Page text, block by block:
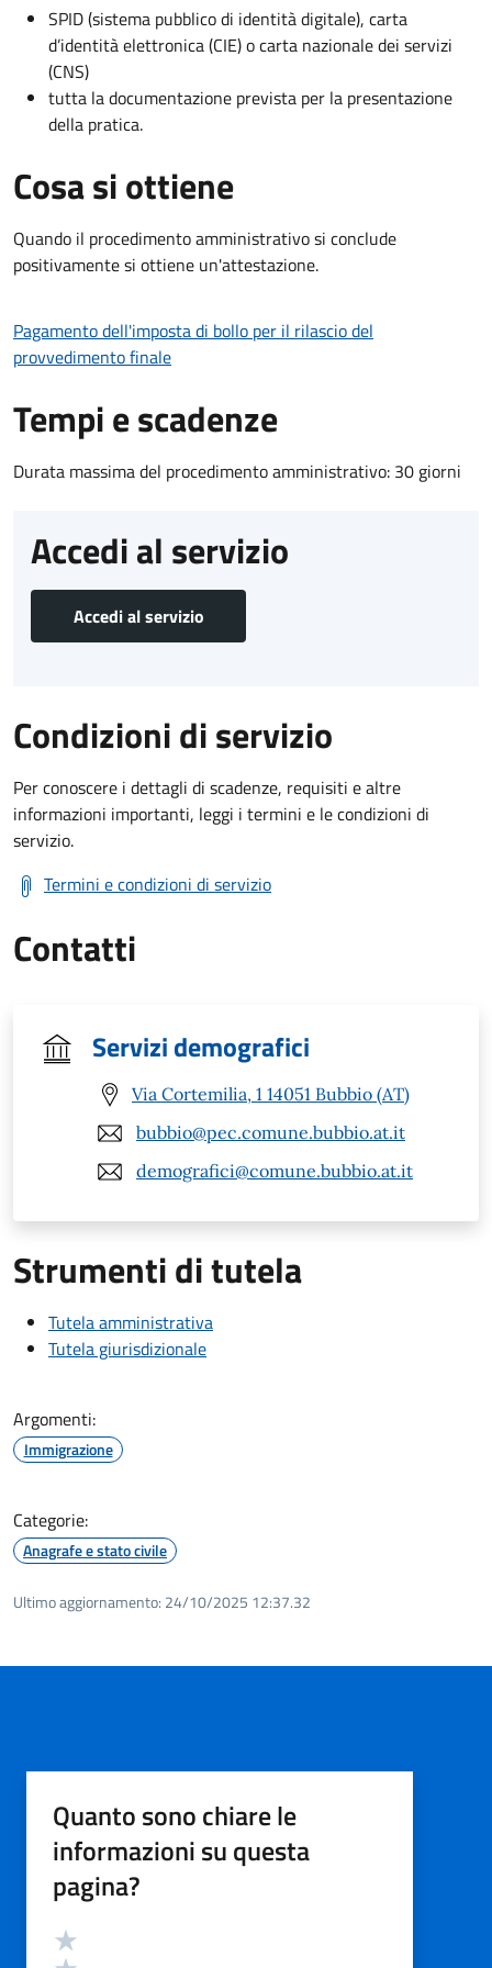
SPID (sistema pubblico di identità digitale), carta
d’identità elettronica (CIE) o carta nazionale dei servizi
(CNS)
tutta la documentazione prevista per la presentazione
della pratica.
Cosa si ottiene
Quando il procedimento amministrativo si conclude
positivamente si ottiene un'attestazione.
Pagamento dell'imposta di bollo per il rilascio del
provvedimento finale
Tempi e scadenze
Durata massima del procedimento amministrativo: 30 giorni
Accedi al servizio
Accedi al servizio
Condizioni di servizio
Per conoscere i dettagli di scadenze, requisiti e altre
informazioni importanti, leggi i termini e le condizioni di
servizio.
Termini e condizioni di servizio
Contatti
Servizi demografici
Via Cortemilia, 1 14051 Bubbio (AT)
bubbio@pec.comune.bubbio.at.it
demografici@comune.bubbio.at.it
Strumenti di tutela
Tutela amministrativa
Tutela giurisdizionale
Argomenti:
Immigrazione
Categorie:
Anagrafe e stato civile
Ultimo aggiornamento: 24/10/2025 12:37.32
Quanto sono chiare le
informazioni su questa
pagina?
Valutazione